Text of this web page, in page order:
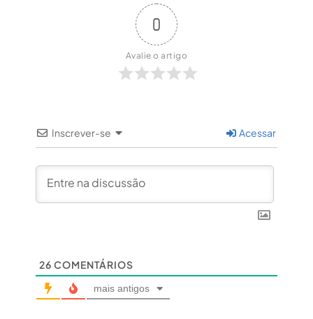
0
Avalie o artigo
Inscrever-se Acessar
26 COMENTÁRIOS
mais antigos